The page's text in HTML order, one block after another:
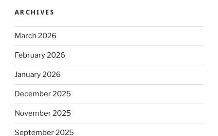
ARCHIVES
March 2026
February 2026
January 2026
December 2025
November 2025
September 2025